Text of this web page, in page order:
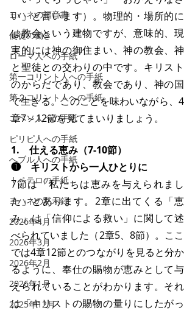
ヨハネの福音書
使徒の働き
ローマ人への手紙
第一コリント人への手紙
第２コリント人への手紙
エペソ人への手紙
ピリピ人への手紙
へブル人への手紙
Ⅰペテロの手紙
ヨハネの黙示録
2026年4月
2026年3月
2026年2月
2026年1月
2025年12月
い」と言います）。物理的・場所的に
は教会という建物ですが、意味的、現
実的には神の御住まい、神の教会、神
と聖徒との交わりの中です。キリスト
のからだであり、教会であり、神の国
で生きる。このことを味わいながら、4
章7～12節を見てまいりましょう。
1.　仕える恵み（7-10節）
❶　キリストから一人ひとりに
7節は「私たちは恵みを与えられまし
た」とあります。2章に出てくる「恵
み」は「信仰による救い」に関して述
べられていました（2章5、8節）。ここ
では4章12節とのつながりを見ると分か
るように、奉仕の賜物が恵みとして与
えられていることがわかります。それ
は「キリストの賜物の量りにしたがっ